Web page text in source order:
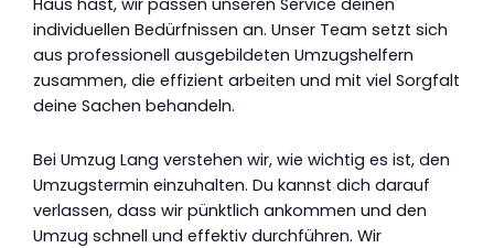
Haus hast, wir passen unseren Service deinen
individuellen Bedürfnissen an. Unser Team setzt sich
aus professionell ausgebildeten Umzugshelfern
zusammen, die effizient arbeiten und mit viel Sorgfalt
deine Sachen behandeln.
Bei Umzug Lang verstehen wir, wie wichtig es ist, den
Umzugstermin einzuhalten. Du kannst dich darauf
verlassen, dass wir pünktlich ankommen und den
Umzug schnell und effektiv durchführen. Wir